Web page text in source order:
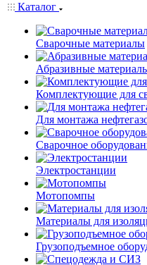
Каталог
Сварочные материалы
Абразивные
Комплектующие для
Для монтажа
Сварочное
Электростанции
Мотопомпы
Материалы для
Грузоподъемное